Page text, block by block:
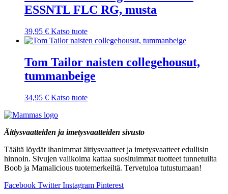
ESSNTL FLC RG, musta
39,95 € Katso tuote
Tom Tailor naisten collegehousut,
tummanbeige
34,95 € Katso tuote
Äitiysvaatteiden ja imetysvaatteiden sivusto
Täältä löydät ihanimmat äitiysvaatteet ja imetysvaatteet edullisin
hinnoin. Sivujen valikoima kattaa suosituimmat tuotteet tunnetuilta
Boob ja Mamalicious tuotemerkeiltä. Tervetuloa tutustumaan!
Facebook Twitter Instagram Pinterest